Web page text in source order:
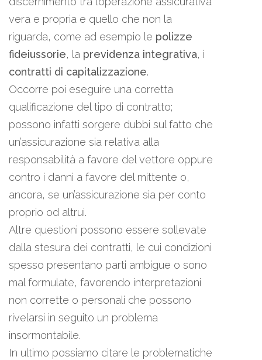
vera e propria e quello che non la
riguarda, come ad esempio le polizze
fideiussorie, la previdenza integrativa, i
contratti di capitalizzazione.
Occorre poi eseguire una corretta
qualificazione del tipo di contratto;
possono infatti sorgere dubbi sul fatto che
un’assicurazione sia relativa alla
responsabilità a favore del vettore oppure
contro i danni a favore del mittente o,
ancora, se un’assicurazione sia per conto
proprio od altrui.
Altre questioni possono essere sollevate
dalla stesura dei contratti, le cui condizioni
spesso presentano parti ambigue o sono
mal formulate, favorendo interpretazioni
non corrette o personali che possono
rivelarsi in seguito un problema
insormontabile.
In ultimo possiamo citare le problematiche